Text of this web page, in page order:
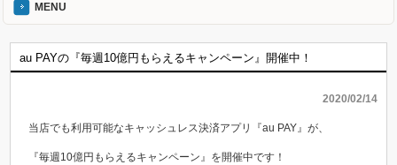
MENU
au PAYの『毎週10億円もらえるキャンペーン』開催中！
2020/02/14
当店でも利用可能なキャッシュレス決済アプリ『au PAY』が、
『毎週10億円もらえるキャンペーン』を開催中です！